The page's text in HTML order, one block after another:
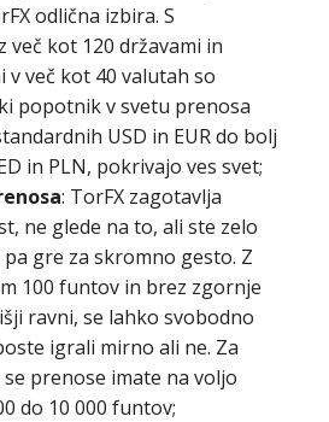
odlična izbira. S
več kot 120 državami in
v več kot 40 valutah so
popotnik v svetu prenosa
USD in EUR do bolj
in PLN, pokrivajo ves svet;
: TorFX zagotavlja
ne glede na to, ali ste zelo
gre za skromno gesto. Z
100 funtov in brez zgornje
ravni, se lahko svobodno
igrali mirno ali ne. Za
prenose imate na voljo
do 10 000 funtov;